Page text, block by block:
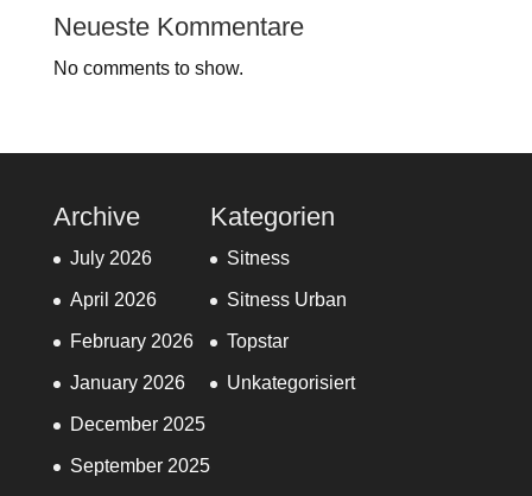
Neueste Kommentare
No comments to show.
Archive
July 2026
April 2026
February 2026
January 2026
December 2025
September 2025
Kategorien
Sitness
Sitness Urban
Topstar
Unkategorisiert